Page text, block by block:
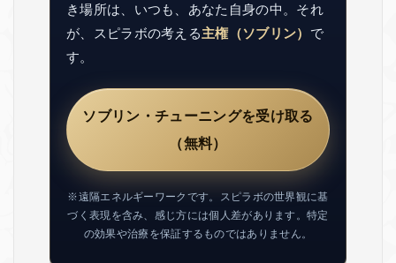
き場所は、いつも、あなた自身の中。それ
が、スピラボの考える主権（ソブリン） で
す。
ソブリン・チューニングを受け取る
（無料）
※遠隔エネルギーワークです。スピラボの世界観に基
づく表現を含み、感じ方には個人差があります。特定
の効果や治療を保証するものではありません。